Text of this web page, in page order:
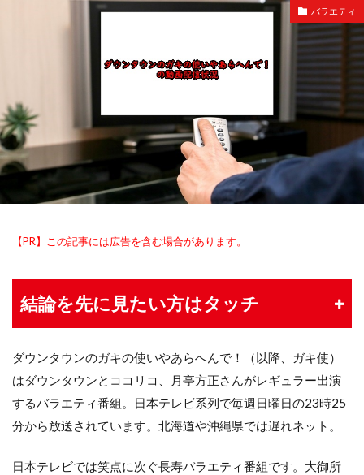
バラエティ
【PR】この記事には広告を含む場合があります。
結論を先に見たい方はタッチ
ダウンタウンのガキの使いやあらへんで！（以降、ガキ使）
はダウンタウンとココリコ、月亭方正さんがレギュラー出演
するバラエティ番組。日本テレビ系列で毎週日曜日の23時25
分から放送されています。北海道や沖縄県では遅れネット。
日本テレビでは笑点に次ぐ長寿バラエティ番組です。大御所